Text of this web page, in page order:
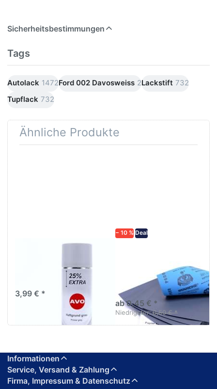
Sicherheitsbestimmungen
Tags
Autolack 1472Ford 002 Davosweiss 2Lackstift 732
Tupflack 732
Ähnliche Produkte
3,99 € *
− 10 % Deal
diversen Körnungen
Nass-Schleifpapier zur nass
und trocken anwendung
ab 0,45 € *
Niedrigster:0,50 € *
Informationen
Service, Versand & Zahlung
Firma, Impressum & Datenschutz